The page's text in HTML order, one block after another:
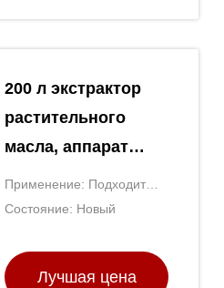
200 л экстрактор
растительного
масла, аппарат
паровой
дистилляции для
Применение: Подходит
для добычи эфирных
растений и трав
Состояние: Новый
Лучшая цена